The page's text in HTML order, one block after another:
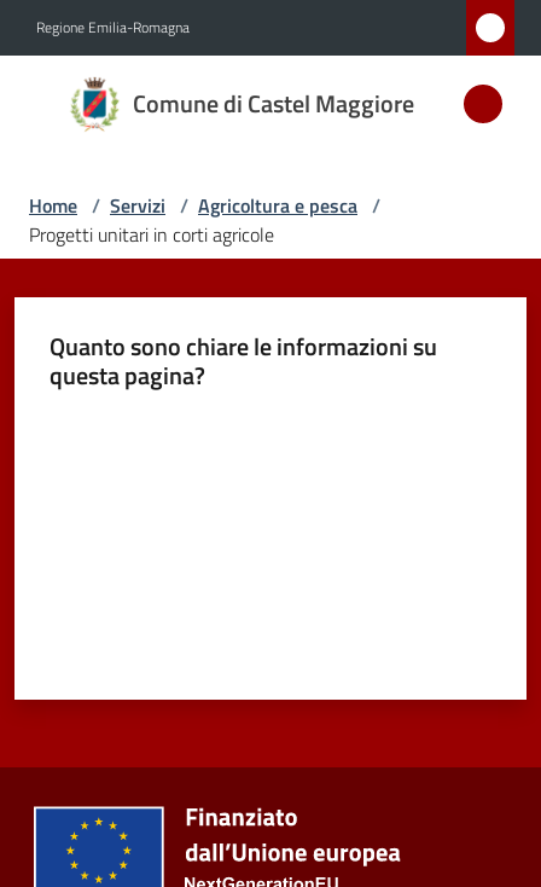
Regione Emilia-Romagna
Comune di Castel Maggiore
Comune
di Castel
D'ARGENTO
AL MERITO
Amministrazione
Trasparente
Home / Servizi / Agricoltura e pesca /
Progetti unitari in corti agricole
Quanto sono chiare le informazioni su
questa pagina?